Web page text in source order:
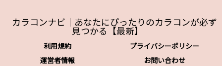
カラコンナビ｜あなたにぴったりのカラコンが必ず
見つかる【最新】
利用規約
プライバシーポリシー
運営者情報
お問い合わせ